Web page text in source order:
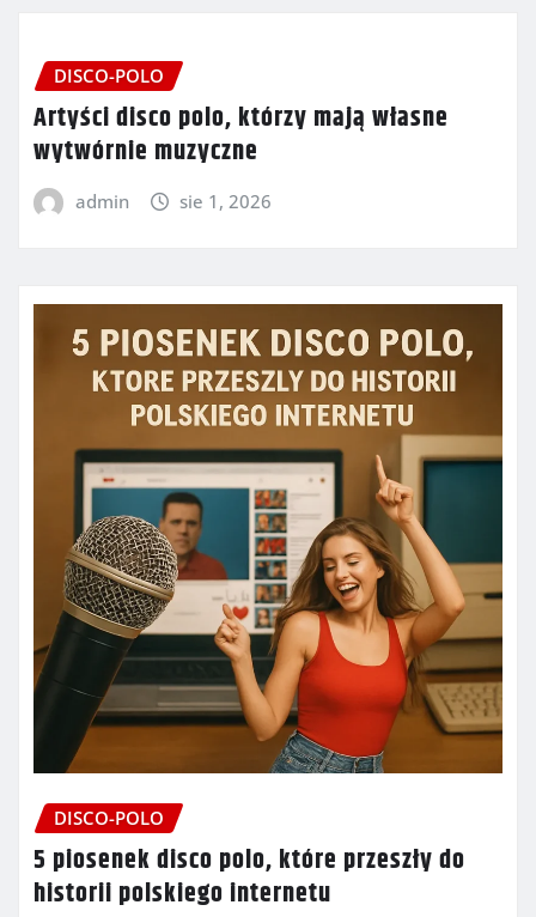
DISCO-POLO
Artyści disco polo, którzy mają własne
wytwórnie muzyczne
admin sie 1, 2026
DISCO-POLO
5 piosenek disco polo, które przeszły do
historii polskiego internetu